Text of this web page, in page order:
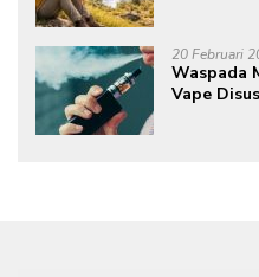
20 Februari
Waspada
Vape